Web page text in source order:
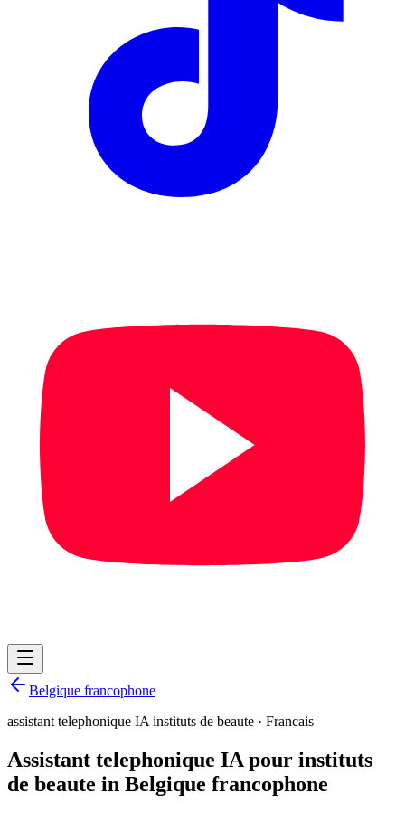
Belgique francophone
assistant telephonique IA instituts de beaute · Francais
Assistant telephonique IA pour instituts
de beaute in Belgique francophone